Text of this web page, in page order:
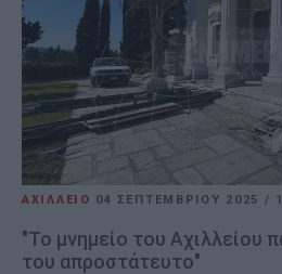
ΑΧΙΛΛΕΙΟ 04 ΣΕΠΤΕΜΒΡΊΟΥ 2025 /
"Το μνημείο του Αχιλλείου
του απροστάτευτο"